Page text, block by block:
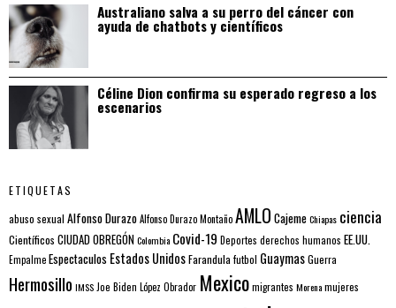
Australiano salva a su perro del cáncer con
ayuda de chatbots y científicos
Céline Dion confirma su esperado regreso a los
escenarios
ETIQUETAS
abuso sexual Alfonso DurazoAlfonso Durazo MontañoAMLO CajemeChiapas ciencia
Científicos CIUDAD OBREGÓNColombia Covid-19 Deportes derechos humanos EE.UU.
EmpalmeEspectaculos Estados UnidosFarandula futbol GuaymasGuerra
Hermosillo IMSS Joe Biden López Obrador Mexicomigrantes Morenamujeres